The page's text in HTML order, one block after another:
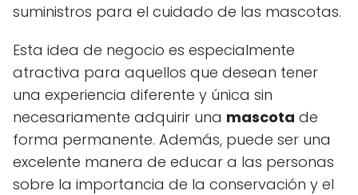
suministros para el cuidado de las mascotas.
Esta idea de negocio es especialmente
atractiva para aquellos que desean tener
una experiencia diferente y única sin
necesariamente adquirir una mascota de
forma permanente. Además, puede ser una
excelente manera de educar a las personas
sobre la importancia de la conservación y el